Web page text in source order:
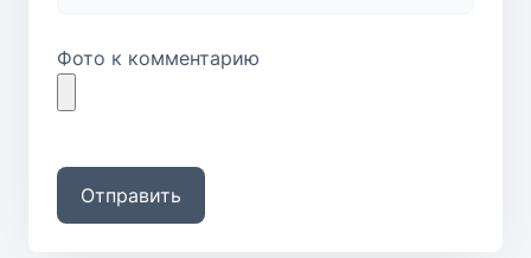
Фото к комментарию
Отправить